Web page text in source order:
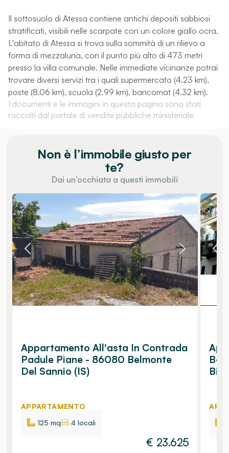
Il sottosuolo di Atessa contiene antichi depositi sabbiosi
stratificati, visibili nelle scarpate con un colore giallo ocra.
L'abitato di Atessa si trova sulla sommità di un rilievo a
forma di mezzaluna, con il punto più alto di 473 metri
presso la villa comunale. Nelle immediate vicinanze potrai
trovare diversi servizi tra i quali supermercato (4.23 km),
poste (8.06 km), scuola (2.99 km), bancomat (4.32 km).
I documenti e le immagini in questa pagina sono stati
raccolti dal portale di vendite pubbliche ministeriale.
Non è l’immobile giusto per
te?
Dai un’occhiata a questi immobili
Appartamento All'asta In Contrada
Padule Piane - 86080 Belmonte
Del Sannio (IS)
APPARTAMENTO
125 mq
4 locali
€ 23.625